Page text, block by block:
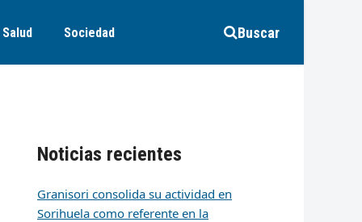
Salud Sociedad Buscar
Noticias recientes
Granisori consolida su actividad en
Sorihuela como referente en la